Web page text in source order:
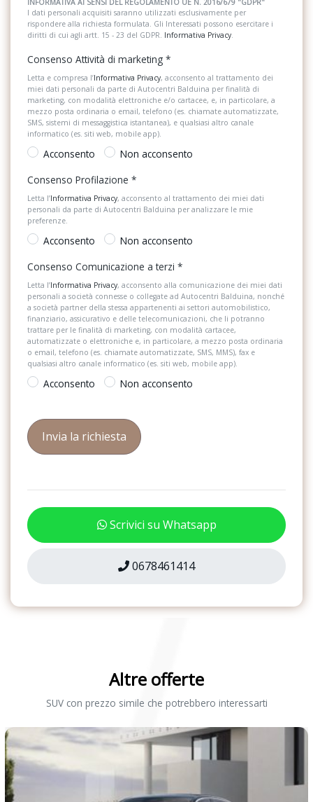
Retrovisore interno auto-anabbagliante
Riconoscimento segnali stradali
Sedile riscaldato lato guidatore
Sedili abbattibili
Sedili regolabili
Servosterzo
Sistema audio
Sistema di assistenza al mantenimento della corsia
Sistema di chiamata d'emergenza
Sistema di guida assistita
Sistema di navigazione
Sistema di riconoscimento stanchezza guidatore
Sistema telefonico integrato
Specchietti retrovisori elettrici e riscaldabili
Strumentazione digitale con display
Supporto Lombare
Telecamera posteriore
Chiamata di emergenza e assistenza e servizi audi connect
remote & control
Chiave comfort senza safelock
Cielo in tessuto colore grigio acciaio
Climatizzatore ausiliario
Climatizzatore automatico monozona
Estensione della garanzia 2 anni max. 40.000 km
Estetica s line
Fari matrix led
Finiture esterne lucide
Freni anteriori a disco / posteriori a tamburo
Immobilizzatore elettronico
Inserto decorativo in alluminio konvergenz antracite
Inserto per il cruscotto in alluminio convergence antracite
Kit emergenza con giubbotti catarifrangenti
Luce di proiezione negli specchietti esterni
Luci diurne con gestione automatizzata e funzione coming e
leaving home automatica
On board charger da 11 kw
Pacchetto equipaggiamenti per l'italia
Pacchetto interni con sedili sportivi, tessuto nero
Pacchetto luci ambiente
Pacchetto luci ambiente
I dati personali acquisiti saranno utilizzati esclusivamente per
rispondere alla richiesta formulata. Gli Interessati possono esercitare i
diritti di cui agli artt. 15 - 23 del GDPR. Informativa Privacy
Consenso Attività di marketing *
Letta e compresa l’Informativa Privacy, acconsento al trattamento dei
miei dati personali da parte di Autocentri Balduina per finalità di
marketing, con modalità elettroniche e/o cartacee, e, in particolare, a
mezzo posta ordinaria o email, telefono (es. chiamate automatizzate,
SMS, sistemi di messaggistica istantanea), e qualsiasi altro canale
informatico (es. siti web, mobile app).
Acconsento
Non acconsento
Consenso Profilazione *
Letta l’Informativa Privacy, acconsento al trattamento dei miei dati
personali da parte di Autocentri Balduina per analizzare le mie
preferenze.
Acconsento
Non acconsento
Consenso Comunicazione a terzi *
Letta l’Informativa Privacy, acconsento alla comunicazione dei miei dati
personali a società connesse o collegate ad Autocentri Balduina, nonché
a società partner della stessa appartenenti ai settori automobilistico,
finanziario, assicurativo e delle telecomunicazioni, che li potranno
trattare per le finalità di marketing, con modalità cartacee,
automatizzate o elettroniche e, in particolare, a mezzo posta ordinaria
o email, telefono (es. chiamate automatizzate, SMS, MMS), fax e
qualsiasi altro canale informatico (es. siti web, mobile app).
Acconsento Non acconsento
Scrivici su Whatsapp
0678461414
Altre offerte
SUV con prezzo simile che potrebbero interessarti